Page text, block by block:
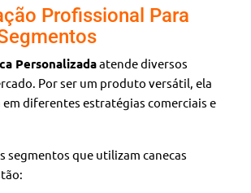
Profissional Para
Personalizadaatende diversos
Por ser um produto versátil, ela
diferentes estratégias comerciais e
segmentos que utilizam canecas